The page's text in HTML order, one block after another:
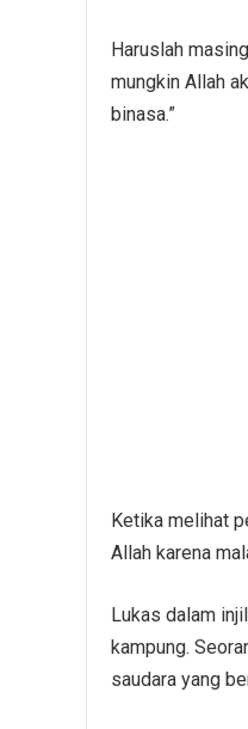
Haruslah
mungkin Allah
binasa.”
Ketika melihat
Allah karena
Lukas dalam
kampung.
saudara yang